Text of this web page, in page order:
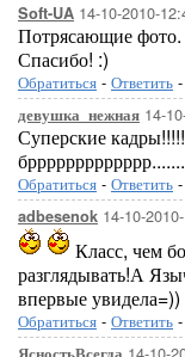
Soft-UA 14-10-2010-
Потрясающие фото.
Спасибо! :)
Обратиться - Ответить -
девушка_нежная 14-
Суперские
Обратиться - Ответить -
adbesenok 14-10-
Класс, чем
разглядывать!А
впервые увидела=))
Обратиться - Ответить -